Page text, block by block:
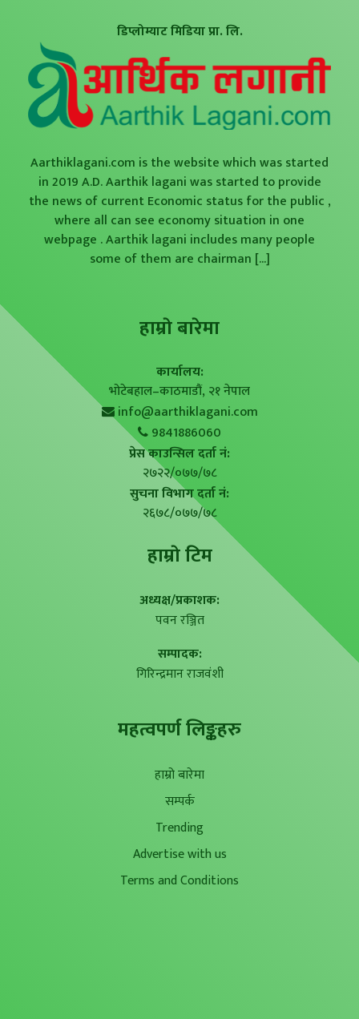
डिप्लोम्याट मिडिया प्रा. लि.
Aarthiklagani.com is the website which was started
in 2019 A.D. Aarthik lagani was started to provide
the news of current Economic status for the public ,
where all can see economy situation in one
webpage . Aarthik lagani includes many people
some of them are chairman [...]
हाम्राे बारेमा
कार्यालय:
भोटेबहाल–काठमाडौं, २१ नेपाल
info@aarthiklagani.com
9841886060
प्रेस काउन्सिल दर्ता नं:
२७२२/०७७/७८
सुचना विभाग दर्ता नं:
२६७८/०७७/७८
हाम्राे टिम
अध्यक्ष/प्रकाशक:
पवन रञ्जित
सम्पादक:
गिरिन्द्रमान राजवंशी
महत्वपर्ण लिङ्कहरु
हाम्रो बारेमा
सम्पर्क
Trending
Advertise with us
Terms and Conditions